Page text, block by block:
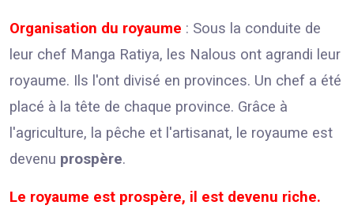
Organisation du royaume : Sous la conduite de
leur chef Manga Ratiya, les Nalous ont agrandi leur
royaume. Ils l'ont divisé en provinces. Un chef a été
placé à la tête de chaque province. Grâce à
l'agriculture, la pêche et l'artisanat, le royaume est
devenu prospère.
Le royaume est prospère, il est devenu riche.